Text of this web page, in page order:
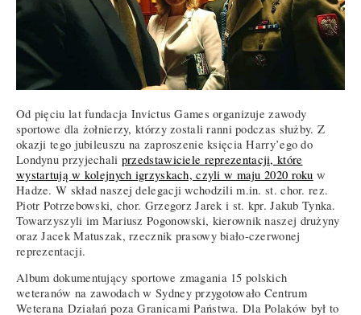
Od pięciu lat fundacja Invictus Games organizuje zawody
sportowe dla żołnierzy, którzy zostali ranni podczas służby. Z
okazji tego jubileuszu na zaproszenie księcia Harry’ego do
Londynu przyjechali przedstawiciele reprezentacji, które
wystartują w kolejnych igrzyskach, czyli w maju 2020 roku w
Hadze. W skład naszej delegacji wchodzili m.in. st. chor. rez.
Piotr Potrzebowski, chor. Grzegorz Jarek i st. kpr. Jakub Tynka.
Towarzyszyli im Mariusz Pogonowski, kierownik naszej drużyny
oraz Jacek Matuszak, rzecznik prasowy biało-czerwonej
reprezentacji.
Album dokumentujący sportowe zmagania 15 polskich
weteranów na zawodach w Sydney przygotowało Centrum
Weterana Działań poza Granicami Państwa. Dla Polaków był to